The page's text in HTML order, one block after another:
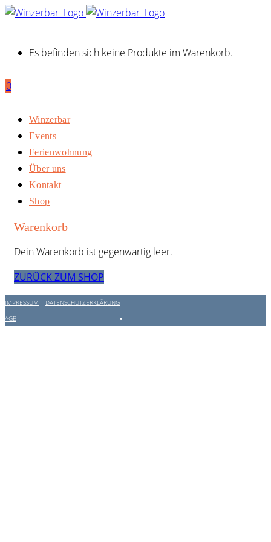
Es befinden sich keine Produkte im Warenkorb.
0
Winzerbar
Events
Ferienwohnung
Über uns
Kontakt
Shop
Warenkorb
Dein Warenkorb ist gegenwärtig leer.
ZURÜCK ZUM SHOP
IMPRESSUM | DATENSCHUTZERKLÄRUNG |
AGB